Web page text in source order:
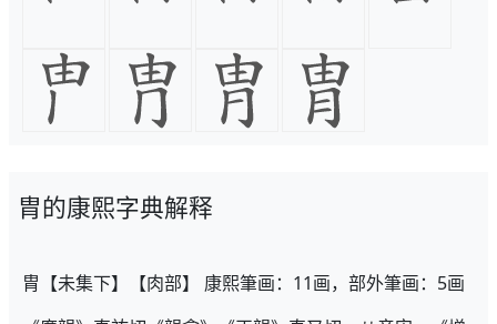
胄的康熙字典解释
胄【未集下】【肉部】 康熙筆画：11画，部外筆画：5画